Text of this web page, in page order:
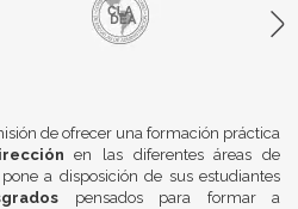
de ofrecer una formación práctica
en las diferentes áreas de
a disposición de sus estudiantes
pensados para formar a